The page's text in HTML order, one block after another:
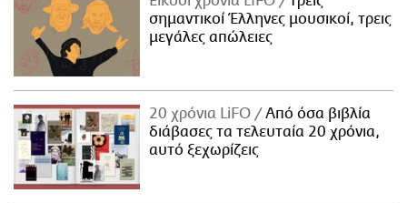
σημαντικοί Έλληνες μουσικοί, τρεις
μεγάλες απώλειες
20 χρόνια LiFO
Από όσα βιβλία
διάβασες τα τελευταία 20 χρόνια,
αυτό ξεχωρίζεις